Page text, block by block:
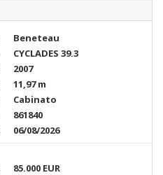
Beneteau
CYCLADES 39.3
2007
11,97 m
Cabinato
861840
06/08/2026
85.000 EUR